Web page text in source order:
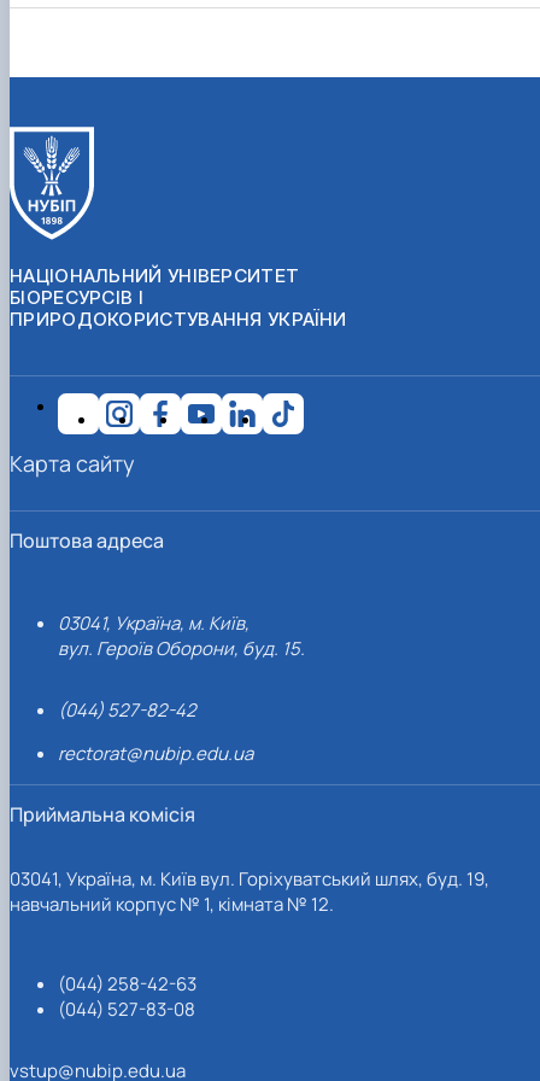
НАЦІОНАЛЬНИЙ УНІВЕРСИТЕТ
БІОРЕСУРСІВ І
ПРИРОДОКОРИСТУВАННЯ УКРАЇНИ
Поштова адреса
03041, Україна, м. Київ,
вул. Героїв Оборони, буд. 15.
(044) 527-82-42
rectorat@nubip.edu.ua
Приймальна комісія
03041, Україна, м. Київ вул. Горіхуватський шлях, буд. 19,
навчальний корпус № 1, кімната № 12.
(044) 258-42-63
(044) 527-83-08
vstup@nubip.edu.ua
Карта сайту